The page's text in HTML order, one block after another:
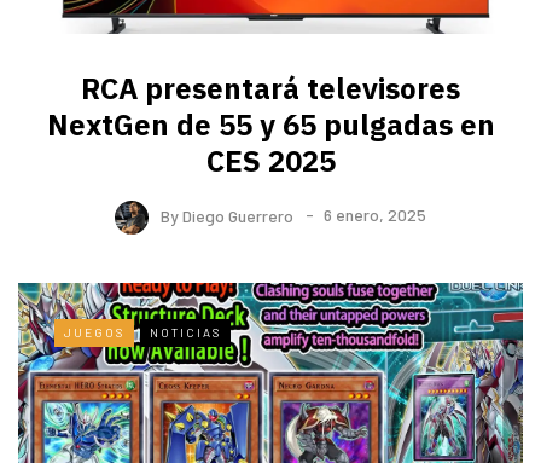
RCA presentará televisores
NextGen de 55 y 65 pulgadas en
CES 2025
ByDiego Guerrero 6 enero, 2025
JUEGOS NOTICIAS